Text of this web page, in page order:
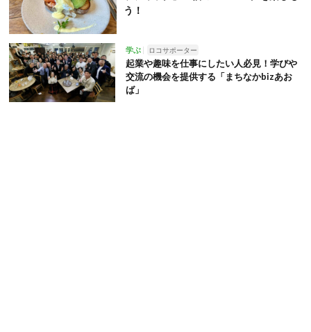
う！
学ぶ ロコサポーター
起業や趣味を仕事にしたい人必見！学びや
交流の機会を提供する「まちなかbizあお
ば」